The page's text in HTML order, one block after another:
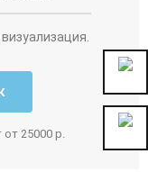
25000 р.